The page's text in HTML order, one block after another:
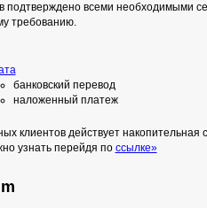
подтверждено всеми необходимыми
требованию.
банковский перевод
наложенный платеж
клиентов действует накопительная
узнать перейдя по ссылке»